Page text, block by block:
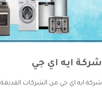
شركة ايه اي جي
شركة ايه اي جي من الشركات